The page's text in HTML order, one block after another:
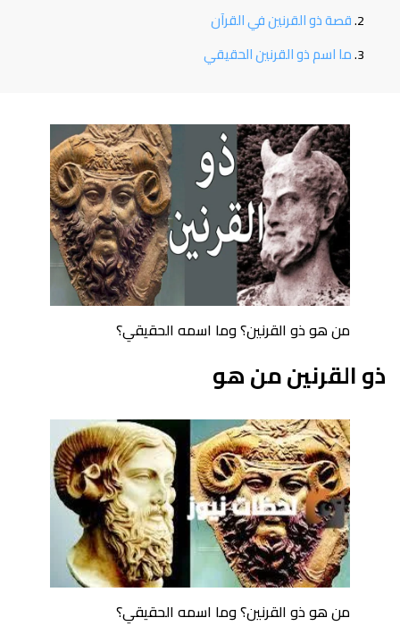
قصة ذو القرنين في القرآن
ما اسم ذو القرنين الحقيقي
من هو ذو القرنين؟ وما اسمه الحقيقي؟
ذو القرنين من هو
من هو ذو القرنين؟ وما اسمه الحقيقي؟